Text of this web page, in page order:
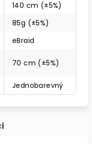
140 cm (±5%)
85g (±5%)
eBraid
70 cm (±5%)
Jednobarevný